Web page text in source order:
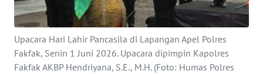
Upacara Hari Lahir Pancasila di Lapangan Apel Polres
Fakfak, Senin 1 Juni 2026. Upacara dipimpin Kapolres
Fakfak AKBP Hendriyana, S.E., M.H. (Foto: Humas Polres
INFO
IKLAN
TENTANG
KAMI